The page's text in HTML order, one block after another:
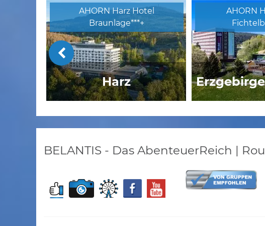
AHORN Harz Hotel
Braunlage***+
Harz
AHORN
Dresden
BELANTIS - Das AbenteuerReich |